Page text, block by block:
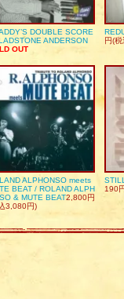
DOUBLE SCORE
ANDERSON
OUT
円(
ALPHONSO meets
BEAT / ROLAND ALPH
& MUTE BEAT2,800円
3,080円)
190